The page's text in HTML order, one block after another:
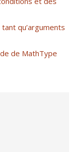
qu’arguments
de MathType